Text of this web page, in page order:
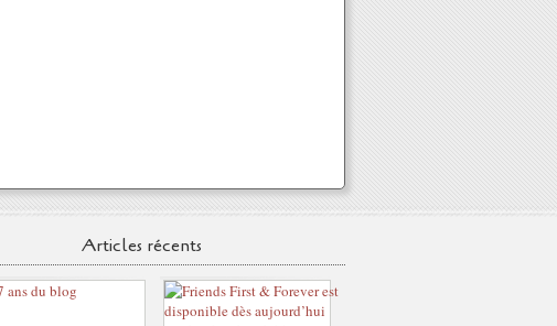
Articles récents